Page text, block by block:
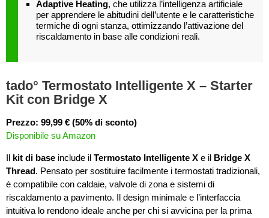
Adaptive Heating, che utilizza l’intelligenza artificiale
per apprendere le abitudini dell’utente e le caratteristiche
termiche di ogni stanza, ottimizzando l’attivazione del
riscaldamento in base alle condizioni reali.
tado° Termostato Intelligente X – Starter
Kit con Bridge X
Prezzo: 99,99 € (50% di sconto)
Disponibile su Amazon
Il kit di base include il Termostato Intelligente X e il Bridge X
Thread. Pensato per sostituire facilmente i termostati tradizionali,
è compatibile con caldaie, valvole di zona e sistemi di
riscaldamento a pavimento. Il design minimale e l’interfaccia
intuitiva lo rendono ideale anche per chi si avvicina per la prima